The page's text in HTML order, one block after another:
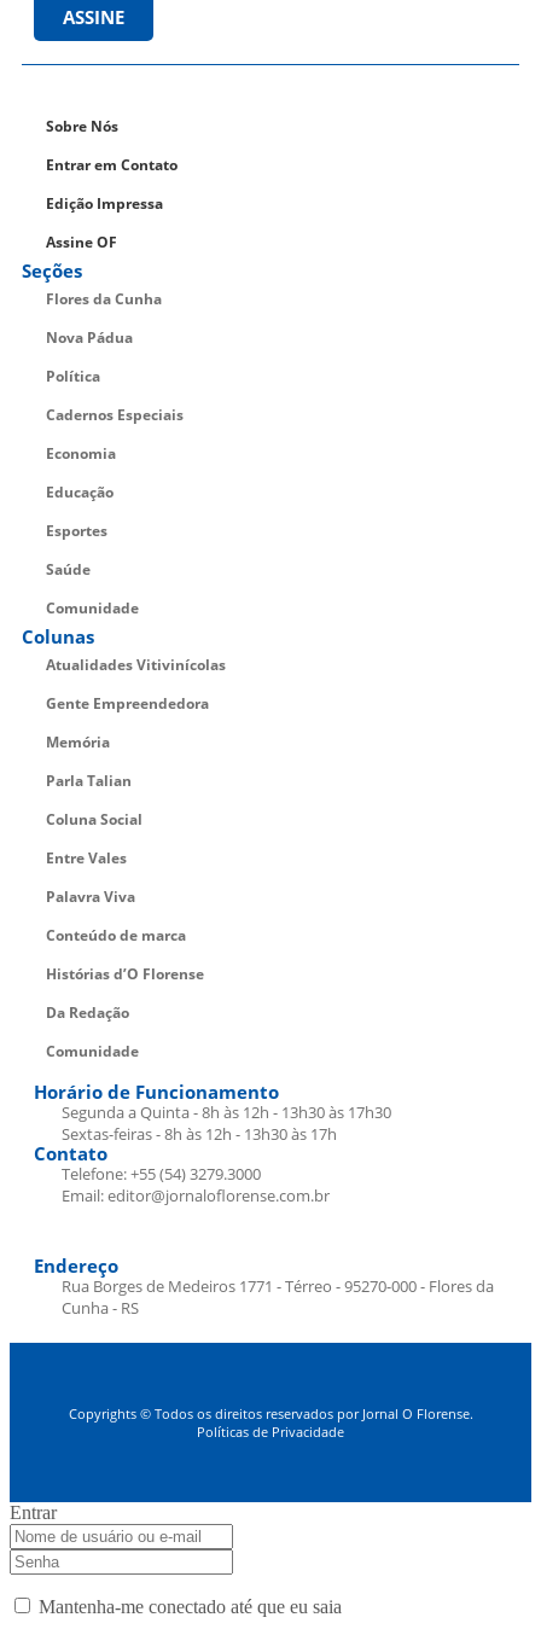
ASSINE
Sobre Nós
Entrar em Contato
Edição Impressa
Assine OF
Seções
Flores da Cunha
Nova Pádua
Política
Cadernos Especiais
Economia
Educação
Esportes
Saúde
Comunidade
Colunas
Atualidades Vitivinícolas
Gente Empreendedora
Memória
Parla Talian
Coluna Social
Entre Vales
Palavra Viva
Conteúdo de marca
Histórias d’O Florense
Da Redação
Comunidade
Horário de Funcionamento
Segunda a Quinta - 8h às 12h - 13h30 às 17h30
Sextas-feiras - 8h às 12h - 13h30 às 17h
Contato
Telefone: +55 (54) 3279.3000
Email: editor@jornaloflorense.com.br
Endereço
Rua Borges de Medeiros 1771 - Térreo - 95270-000 - Flores da
Cunha - RS
Copyrights © Todos os direitos reservados por Jornal O Florense.
Políticas de Privacidade
Entrar
Mantenha-me conectado até que eu saia